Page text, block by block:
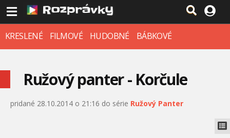
KRESLENÉ FILMOVÉ HUDOBNÉ BÁBKOVÉ
Ružový panter - Korčule
pridané 28.10.2014 o 21:16 do série Ružový Panter